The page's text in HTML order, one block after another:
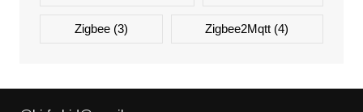
Zigbee(3) Zigbee2Mqtt (4)